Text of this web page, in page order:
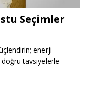
Seçimler
enerji
doğru tavsiyelerle